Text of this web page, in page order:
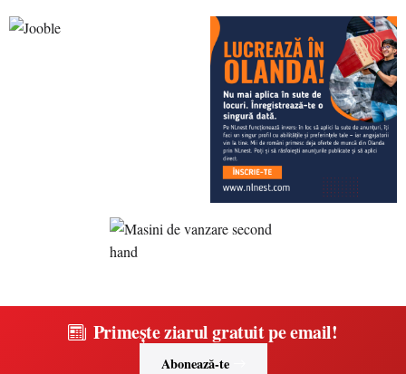
Primește ziarul gratuit pe email!
Abonează-te